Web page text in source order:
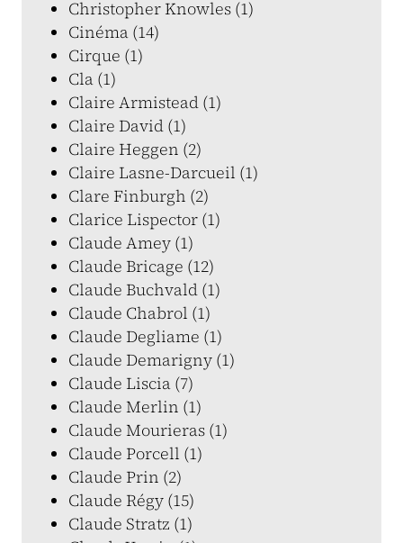
Christopher Knowles (1)
Cinéma (14)
Cirque (1)
Cla (1)
Claire Armistead (1)
Claire David (1)
Claire Heggen (2)
Claire Lasne-Darcueil (1)
Clare Finburgh (2)
Clarice Lispector (1)
Claude Amey (1)
Claude Bricage (12)
Claude Buchvald (1)
Claude Chabrol (1)
Claude Degliame (1)
Claude Demarigny (1)
Claude Liscia (7)
Claude Merlin (1)
Claude Mourieras (1)
Claude Porcell (1)
Claude Prin (2)
Claude Régy (15)
Claude Stratz (1)